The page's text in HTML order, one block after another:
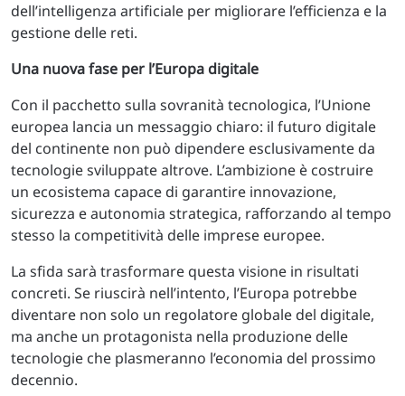
dell’intelligenza artificiale per migliorare l’efficienza e la
gestione delle reti.
Una nuova fase per l’Europa digitale
Con il pacchetto sulla sovranità tecnologica, l’Unione
europea lancia un messaggio chiaro: il futuro digitale
del continente non può dipendere esclusivamente da
tecnologie sviluppate altrove. L’ambizione è costruire
un ecosistema capace di garantire innovazione,
sicurezza e autonomia strategica, rafforzando al tempo
stesso la competitività delle imprese europee.
La sfida sarà trasformare questa visione in risultati
concreti. Se riuscirà nell’intento, l’Europa potrebbe
diventare non solo un regolatore globale del digitale,
ma anche un protagonista nella produzione delle
tecnologie che plasmeranno l’economia del prossimo
decennio.